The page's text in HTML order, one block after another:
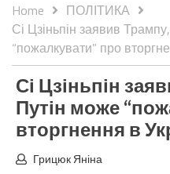
Home
ПОЛІТИКА
Сі Цзіньпін заявив
“пожалкувати” про
Сі Цзіньпін
Путін може
вторгнення в
Грицюк Яніна